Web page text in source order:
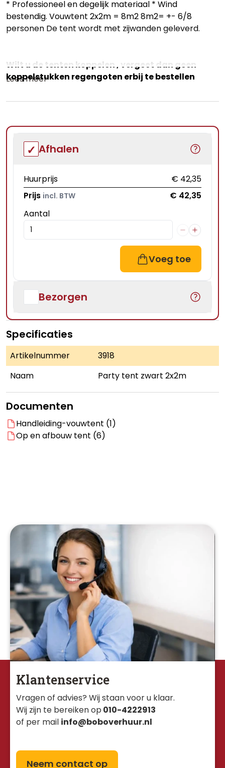
* Professioneel en degelijk materiaal * Wind
bestendig. Vouwtent 2x2m = 8m2 8m2= +- 6/8
personen De tent wordt met zijwanden geleverd.
Wilt u de tenten koppelen , vergeet dan geen
koppelstukken regengoten erbij te bestellen
Lees meer
Afhalen
Huurprijs
€ 42,35
Prijs incl. BTW
€ 42,35
Aantal
Voeg toe
Bezorgen
Specificaties
Artikelnummer
3918
Naam
Party tent zwart 2x2m
Documenten
Handleiding-vouwtent (1)
Op en afbouw tent (6)
Klantenservice
Vragen of advies? Wij staan voor u klaar.
Wij zijn te bereiken op 010-4222913
of per mail info@boboverhuur.nl
Neem contact op